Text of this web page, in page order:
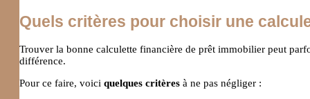
Quels critères pour choisir une
Trouver la bonne calculette financière de prêt immobilier peut
différence.
Pour ce faire, voici quelques critères à ne pas négliger :